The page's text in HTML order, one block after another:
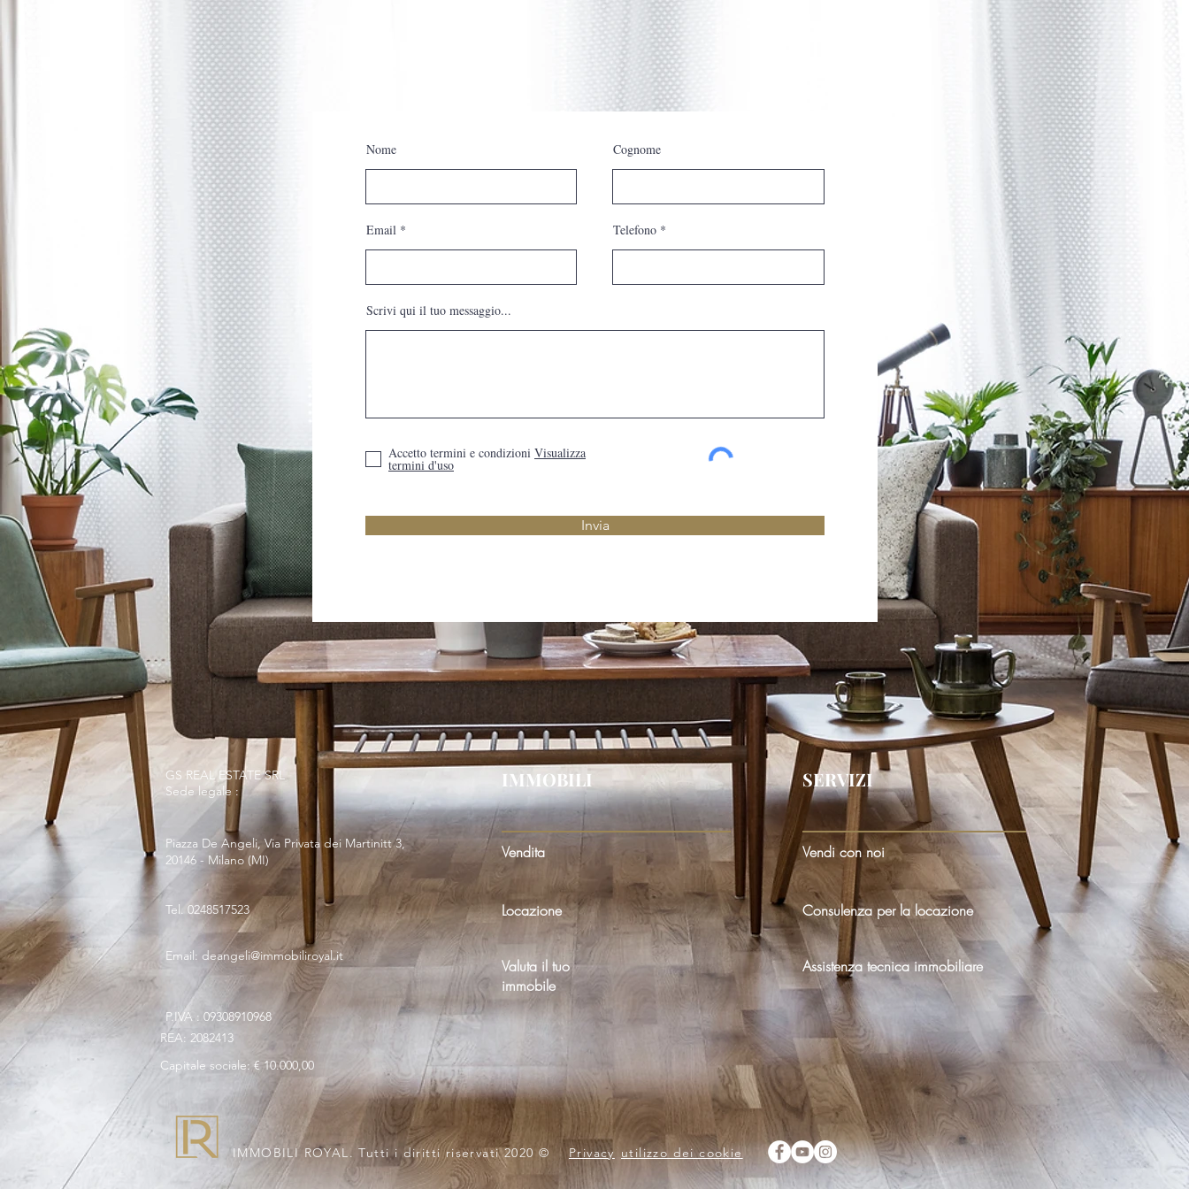
Nome
Email
Cognome
Telefono
Scrivi qui il tuo messaggio...
Accetto termini e condizioni Visualizza
termini d'uso
Invia
GS REAL ESTATE SRL
Sede legale :
Piazza De Angeli, Via Privata dei Martinitt 3,
20146 - Milano (MI)
Tel. 0248517523
Email: deangeli@immobiliroyal.it
IMMOBILI
Vendita
Locazione
Valuta il tuo
immobile
SERVIZI
Vendi con noi
Consulenza per la locazione
Assistenza tecnica immobiliare
P.IVA : 09308910968
REA: 2082413
Capitale sociale: € 10.000,00
IMMOBILI ROYAL. Tutti i diritti riservati 2020 © Privacy utilizzo dei cookie